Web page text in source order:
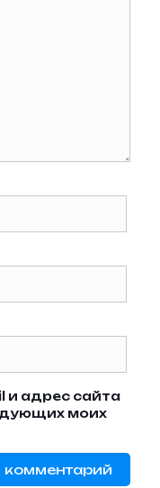
и адрес сайта
моих